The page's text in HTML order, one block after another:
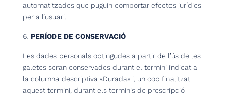
automatitzades que puguin comportar efectes jurídics
per a l’usuari.
PERÍODE DE CONSERVACIÓ
Les dades personals obtingudes a partir de l’ús de les
galetes seran conservades durant el termini indicat a
la columna descriptiva «Durada» i, un cop finalitzat
aquest termini, durant els terminis de prescripció